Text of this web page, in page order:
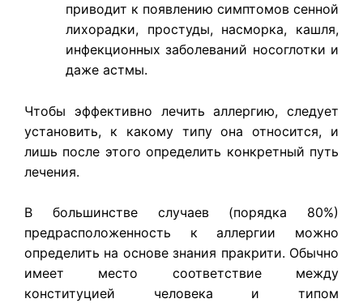
приводит к появлению симптомов сенной
лихорадки, простуды, насморка, кашля,
инфекционных заболеваний носоглотки и
даже астмы.
Чтобы эффективно лечить аллергию, следует
установить, к какому типу она относится, и
лишь после этого определить конкретный путь
лечения.
В большинстве случаев (порядка 80%)
предрасположенность к аллергии можно
определить на основе знания пракрити. Обычно
имеет место соответствие между
конституцией человека и типом